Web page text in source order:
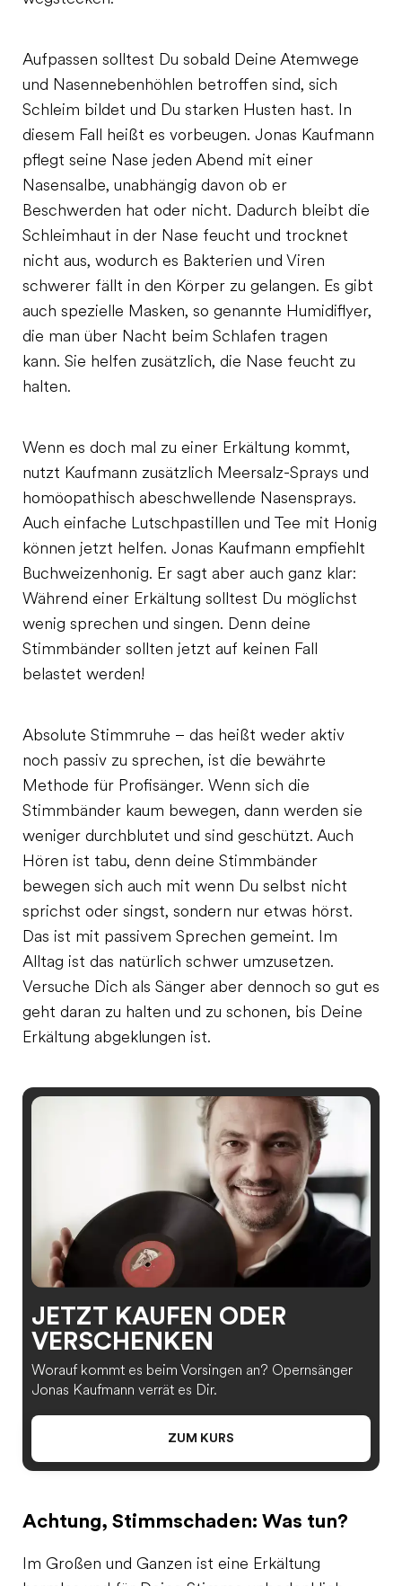
Aufpassen solltest Du sobald Deine Atemwege
und Nasennebenhöhlen betroffen sind, sich
Schleim bildet und Du starken Husten hast. In
diesem Fall heißt es vorbeugen. Jonas Kaufmann
pflegt seine Nase jeden Abend mit einer
Nasensalbe, unabhängig davon ob er
Beschwerden hat oder nicht. Dadurch bleibt die
Schleimhaut in der Nase feucht und trocknet
nicht aus, wodurch es Bakterien und Viren
schwerer fällt in den Körper zu gelangen. Es gibt
auch spezielle Masken, so genannte Humidiflyer,
die man über Nacht beim Schlafen tragen
kann. Sie helfen zusätzlich, die Nase feucht zu
halten.
Wenn es doch mal zu einer Erkältung kommt,
nutzt Kaufmann zusätzlich Meersalz-Sprays und
homöopathisch abeschwellende Nasensprays.
Auch einfache Lutschpastillen und Tee mit Honig
können jetzt helfen. Jonas Kaufmann empfiehlt
Buchweizenhonig. Er sagt aber auch ganz klar:
Während einer Erkältung solltest Du möglichst
wenig sprechen und singen. Denn deine
Stimmbänder sollten jetzt auf keinen Fall
belastet werden!
Absolute Stimmruhe – das heißt weder aktiv
noch passiv zu sprechen, ist die bewährte
Methode für Profisänger. Wenn sich die
Stimmbänder kaum bewegen, dann werden sie
weniger durchblutet und sind geschützt. Auch
Hören ist tabu, denn deine Stimmbänder
bewegen sich auch mit wenn Du selbst nicht
sprichst oder singst, sondern nur etwas hörst.
Das ist mit passivem Sprechen gemeint. Im
Alltag ist das natürlich schwer umzusetzen.
Versuche Dich als Sänger aber dennoch so gut es
geht daran zu halten und zu schonen, bis Deine
Erkältung abgeklungen ist.
JETZT KAUFEN ODER
VERSCHENKEN
Worauf kommt es beim Vorsingen an? Opernsänger
Jonas Kaufmann verrät es Dir.
ZUM KURS
Achtung, Stimmschaden: Was tun?
Im Großen und Ganzen ist eine Erkältung